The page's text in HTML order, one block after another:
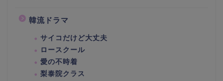
韓流ドラマ
サイコだけど大丈夫
ロースクール
愛の不時着
梨泰院クラス